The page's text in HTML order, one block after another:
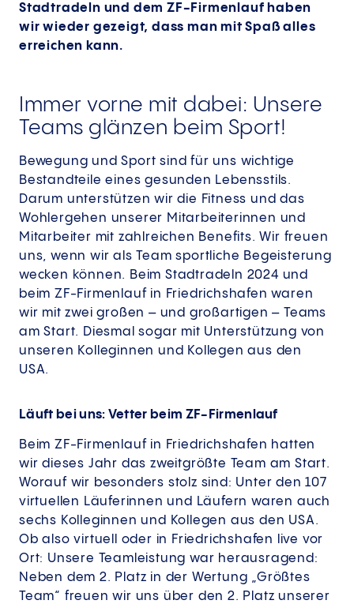
Stadtradeln und dem ZF-Firmenlauf haben
wir wieder gezeigt, dass man mit Spaß alles
erreichen kann.
Immer vorne mit dabei: Unsere
Teams glänzen beim Sport!
Bewegung und Sport sind für uns wichtige
Bestandteile eines gesunden Lebensstils.
Darum unterstützen wir die Fitness und das
Wohlergehen unserer Mitarbeiterinnen und
Mitarbeiter mit zahlreichen Benefits. Wir freuen
uns, wenn wir als Team sportliche Begeisterung
wecken können. Beim Stadtradeln 2024 und
beim ZF-Firmenlauf in Friedrichshafen waren
wir mit zwei großen – und großartigen – Teams
am Start. Diesmal sogar mit Unterstützung von
unseren Kolleginnen und Kollegen aus den
USA.
Läuft bei uns: Vetter beim ZF-Firmenlauf
Beim ZF-Firmenlauf in Friedrichshafen hatten
wir dieses Jahr das zweitgrößte Team am Start.
Worauf wir besonders stolz sind: Unter den 107
virtuellen Läuferinnen und Läufern waren auch
sechs Kolleginnen und Kollegen aus den USA.
Ob also virtuell oder in Friedrichshafen live vor
Ort: Unsere Teamleistung war herausragend:
Neben dem 2. Platz in der Wertung „Größtes
Team“ freuen wir uns über den 2. Platz unserer